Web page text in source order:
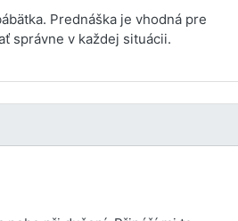
Prednáška je vhodná pre
správne v každej situácii.